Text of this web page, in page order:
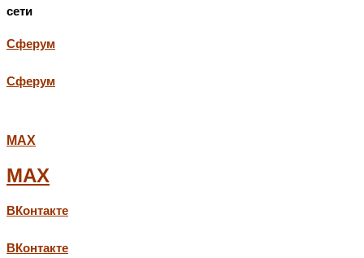
сети
Сферум
Сферум
МАХ
МАХ
ВКонтакте
ВКонтакте